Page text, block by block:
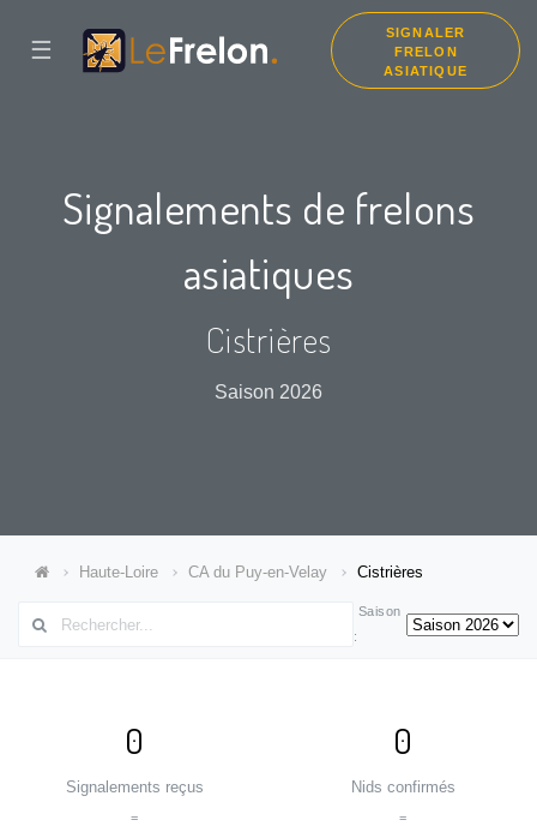
☰
SIGNALER
FRELON
ASIATIQUE
Signalements de frelons
asiatiques
Cistrières
Saison 2026
Haute-Loire CA du Puy-en-Velay Cistrières
Saison
:
0
Signalements reçus
=
0
Nids confirmés
=